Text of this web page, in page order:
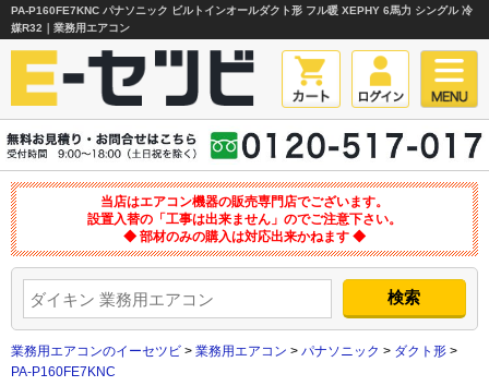
PA-P160FE7KNC パナソニック ビルトインオールダクト形 フル暖 XEPHY 6馬力 シングル 冷
媒R32｜業務用エアコン
当店はエアコン機器の販売専門店でございます。
設置入替の「工事は出来ません」のでご注意下さい。
◆ 部材のみの購入は対応出来かねます ◆
業務用エアコンのイーセツビ > 業務用エアコン > パナソニック > ダクト形 >
PA-P160FE7KNC